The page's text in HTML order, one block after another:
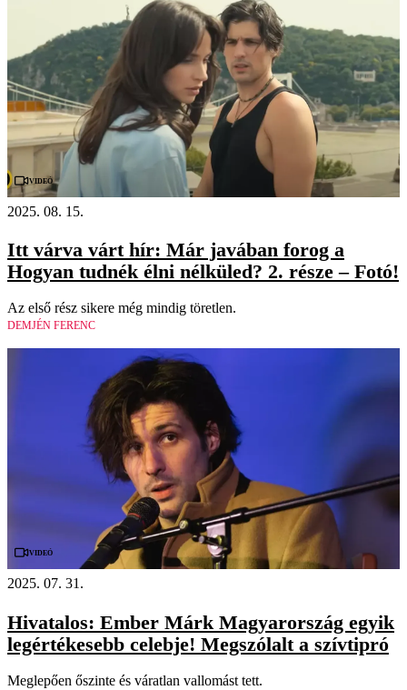
Videó
2025. 08. 15.
Itt várva várt hír: Már javában forog a
Hogyan tudnék élni nélküled? 2. része – Fotó!
Az első rész sikere még mindig töretlen.
DEMJÉN FERENC
Videó
2025. 07. 31.
Hivatalos: Ember Márk Magyarország egyik
legértékesebb celebje! Megszólalt a szívtipró
Meglepően őszinte és váratlan vallomást tett.